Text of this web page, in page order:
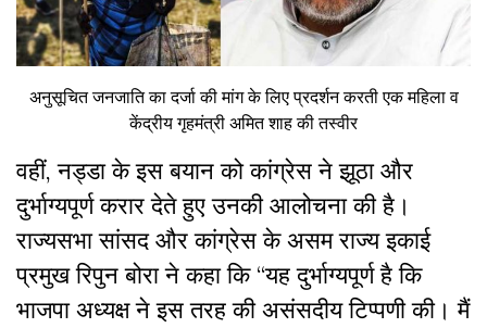
अनुसूचित जनजाति का दर्जा की मांग के लिए प्रदर्शन करती एक महिला व
केंद्रीय गृहमंत्री अमित शाह की तस्वीर
वहीं, नड्डा के इस बयान को कांग्रेस ने झूठा और
दुर्भाग्यपूर्ण करार देते हुए उनकी आलोचना की है।
राज्यसभा सांसद और कांग्रेस के असम राज्य इकाई
प्रमुख रिपुन बोरा ने कहा कि “यह दुर्भाग्यपूर्ण है कि
भाजपा अध्यक्ष ने इस तरह की असंसदीय टिप्पणी की। मैं